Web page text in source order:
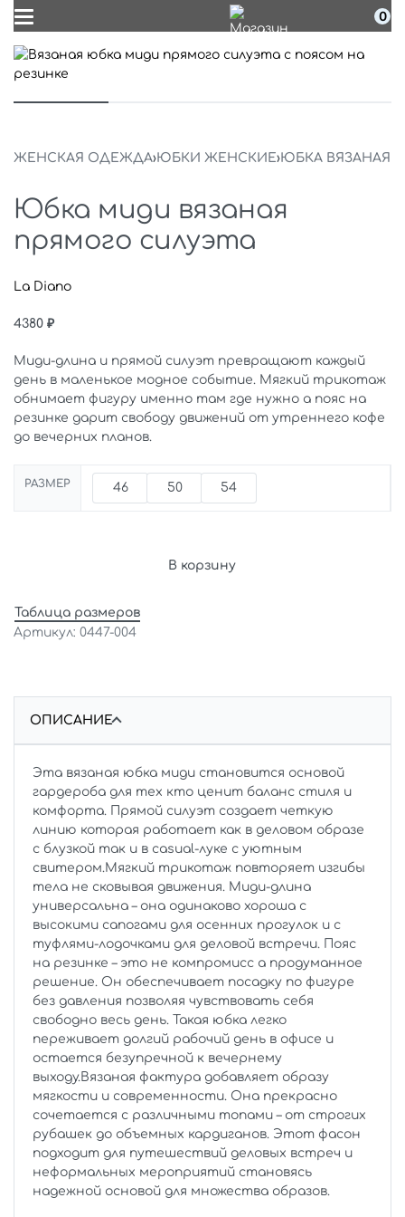
0
ЖЕНСКАЯ ОДЕЖДА›ЮБКИ ЖЕНСКИЕ›ЮБКА ВЯЗАНАЯ
Юбка миди вязаная
прямого силуэта
La Diano
4380 ₽
Миди-длина и прямой силуэт превращают каждый
день в маленькое модное событие. Мягкий трикотаж
обнимает фигуру именно там где нужно а пояс на
резинке дарит свободу движений от утреннего кофе
до вечерних планов.
РАЗМЕР 46 50 54
В корзину
Таблица размеров
0447-004
ОПИСАНИЕ
Эта вязаная юбка миди становится основой
гардероба для тех кто ценит баланс стиля и
комфорта. Прямой силуэт создает четкую
линию которая работает как в деловом образе
с блузкой так и в casual-луке с уютным
свитером.Мягкий трикотаж повторяет изгибы
тела не сковывая движения. Миди-длина
универсальна – она одинаково хороша с
высокими сапогами для осенних прогулок и с
туфлями-лодочками для деловой встречи. Пояс
на резинке – это не компромисс а продуманное
решение. Он обеспечивает посадку по фигуре
без давления позволяя чувствовать себя
свободно весь день. Такая юбка легко
переживает долгий рабочий день в офисе и
остается безупречной к вечернему
выходу.Вязаная фактура добавляет образу
мягкости и современности. Она прекрасно
сочетается с различными топами – от строгих
рубашек до объемных кардиганов. Этот фасон
подходит для путешествий деловых встреч и
неформальных мероприятий становясь
надежной основой для множества образов.